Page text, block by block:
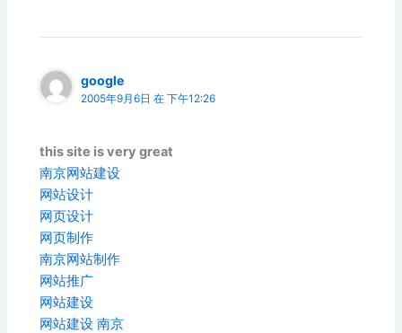
google
2005年9月6日 在 下午12:26
this site is very great
南京网站建设
网站设计
网页设计
网页制作
南京网站制作
网站推广
网站建设
网站建设 南京